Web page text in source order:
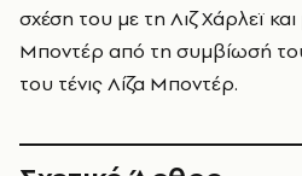
σχέση του με τη Λιζ Χάρλεϊ
Μποντέρ από τη συμβίωσή
του τένις Λίζα Μποντέρ.